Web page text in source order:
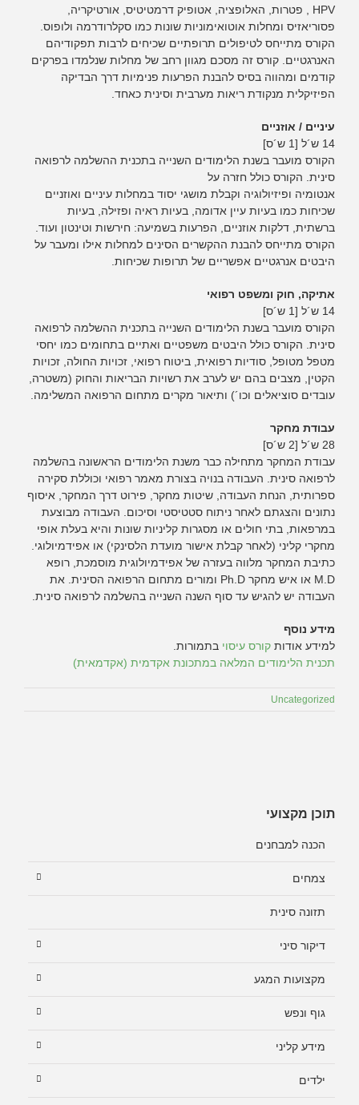
HPV , פטרות, האלופציה, אטופיק דרמטיטיס, אורטיקריה,
פסוריאזיס ומחלות אוטואימוניות שונות כמו סקלרודרמה ולופוס.
הקורס מתייחס לטיפולים תרופתיים שכיחים לרבות תפקודיהם
האנרגטיים. קורס זה מסכם מגוון רחב של מחלות שנלמדו בפרקים
קודמים ומהווה בסיס להבנת הפרעות פנימיות דרך הבדיקה
הפיזיקלית מנקודת ריאות מערבית וסינית כאחד.
עיניים / אוזניים
14 ש´ל [1 ש´ס]
הקורס מועבר בשנת הלימודים השנייה בתכנית ההשלמה לרפואה
סינית. הקורס כולל חזרה על
אנטומיה ופיזיולוגיה וקבלת מושגי יסוד במחלות עיניים ואוזניים
שכיחות כמו בעיות עיין אדומה, בעיות ראיה ופזילה, בעיות
ברשתית, דלקות אוזניים, הפרעות בשמיעה: חירשות וטינטון ועוד.
הקורס מתייחס להבנת ההקשרים הסינים למחלות אילו ומעבר על
היבטים אנרגטיים אפשריים של תרופות שכיחות.
אתיקה, חוק ומשפט רפואי
14 ש´ל [1 ש´ס]
הקורס מועבר בשנת הלימודים השנייה בתכנית ההשלמה לרפואה
סינית. הקורס כולל היבטים משפטיים ואתיים בתחומים כמו יחסי
מטפל מטופל, סודיות רפואית, ביטוח רפואי, זכויות החולה, זכויות
הקטין, מצבים בהם יש לערב את רשויות הבריאות והחוק (משטרה,
עובדים סוציאלים וכו´) ותיאור מקרים מתחום הרפואה המשלימה.
עבודת מחקר
28 ש´ל [2 ש´ס]
עבודת המחקר מתחילה כבר משנת הלימודים הראשונה בהשלמה
לרפואה סינית. העבודה בנויה בצורת מאמר רפואי וכוללת סקירה
ספרותית, הנחת העבודה, שיטות מחקר, פירוט דרך המחקר, איסוף
נתונים והצגתם לאחר ניתוח סטטיסטי וסיכום. העבודה מבוצעת
במרפאות, בתי חולים או מסגרות קליניות שונות והיא בעלת אופי
מחקרי קליני (לאחר קבלת אישור מועדת הלסינקי) או אפידמיולוגי.
כתיבת המחקר מלווה בעזרה של אפידמיולוגית מוסמכת, רופא
M.D או איש מחקר Ph.D ומורים מתחום הרפואה הסינית. את
העבודה יש להגיש עד סוף השנה השנייה בהשלמה לרפואה סינית.
מידע נוסף
למידע אודות קורס עיסוי בתמורות.
תכנית הלימודים המלאה במתכונת אקדמית (אקדמאית)
Uncategorized
תוכן מקצועי
הכנה למבחנים
צמחים
תזונה סינית
דיקור סיני
מקצועות המגע
גוף ונפש
מידע קליני
ילדים